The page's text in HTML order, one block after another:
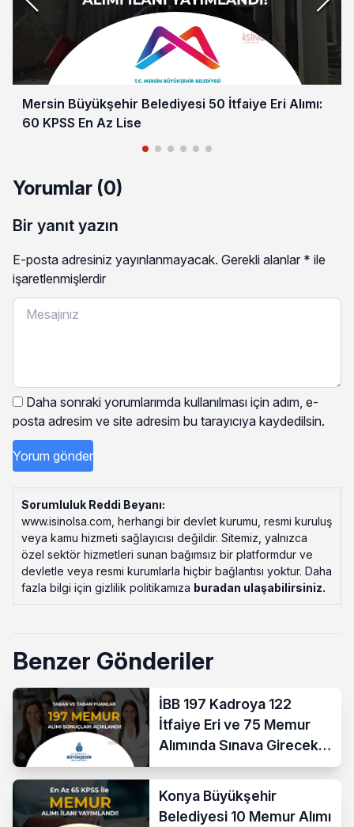
Mersin Büyükşehir Belediyesi 50 İtfaiye Eri Alımı:
60 KPSS En Az Lise
Yorumlar (0)
Bir yanıt yazın
E-posta adresiniz yayınlanmayacak. Gerekli alanlar * ile
işaretlenmişlerdir
Daha sonraki yorumlarımda kullanılması için adım, e-
posta adresim ve site adresim bu tarayıcıya kaydedilsin.
Sorumluluk Reddi Beyanı:
www.isinolsa.com, herhangi bir devlet kurumu, resmi kuruluş
veya kamu hizmeti sağlayıcısı değildir. Sitemiz, yalnızca
özel sektör hizmetleri sunan bağımsız bir platformdur ve
devletle veya resmi kurumlarla hiçbir bağlantısı yoktur. Daha
fazla bilgi için gizlilik politikamıza buradan ulaşabilirsiniz.
Benzer Gönderiler
İBB 197 Kadroya 122
İtfaiye Eri ve 75 Memur
Alımında Sınava Girecek
712 Aday Belli Oldu
Konya Büyükşehir
Belediyesi 10 Memur Alımı